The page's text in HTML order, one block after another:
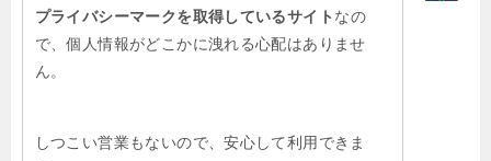
プライバシーマークを取得しているサイト なの
で、個人情報がどこかに洩れる心配はありませ
ん。
しつこい営業もないので、安心して利用できま